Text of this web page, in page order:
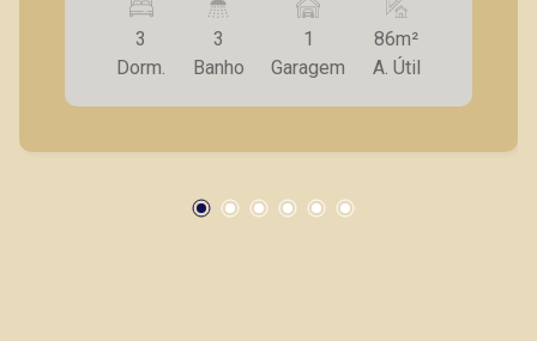
Lavanderia; - Banheiro de serviço; - 1 vaga de
garagem. Também temos imóveis no Nova
Aliança, Bosque das Juritis, casas e
apartamentos próximos a mercados, farmácias,
na Zona Sul.
3
Dorm.
3
Banho
1
Garagem
86m²
A. Útil